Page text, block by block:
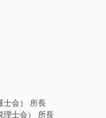
士会） 所長
理士会） 所長